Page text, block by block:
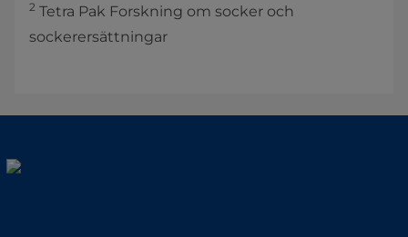
2 Tetra Pak Forskning om socker och
sockerersättningar